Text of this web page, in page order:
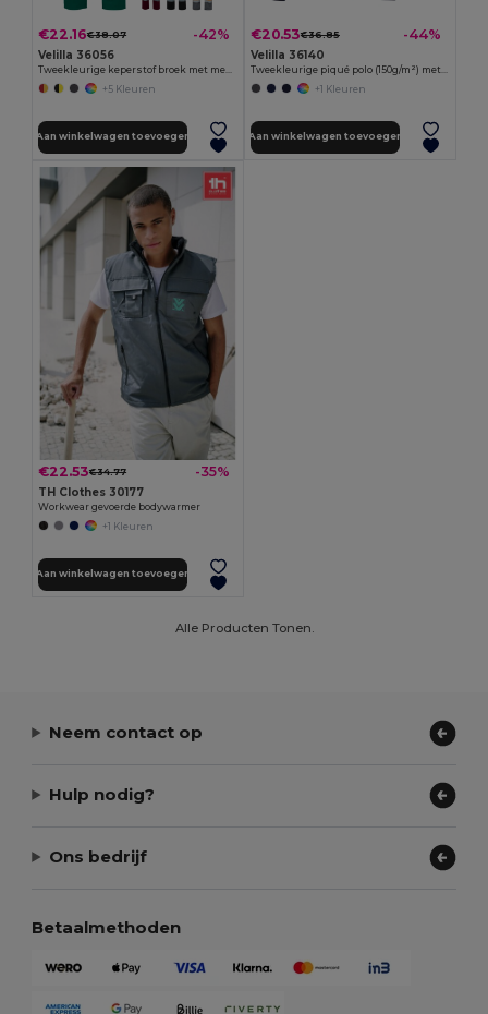
€22.16€38.07 -42%
Velilla 36056
+5 Kleuren
Aan winkelwagen toevoegen
€20.53€36.85 -44%
Velilla 36140
+1 Kleuren
Aan winkelwagen toevoegen
€22.53€34.77 -35%
TH Clothes 30177
Workwear gevoerde bodywarmer
+1 Kleuren
Aan winkelwagen toevoegen
Alle Producten Tonen.
Neem contact op
Hulp nodig?
Ons bedrijf
Betaalmethoden